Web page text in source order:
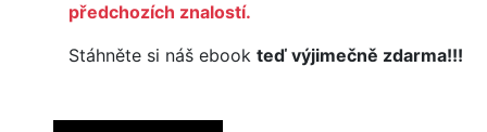
předchozích znalostí.
Stáhněte si náš ebook teď výjimečně zdarma!!!